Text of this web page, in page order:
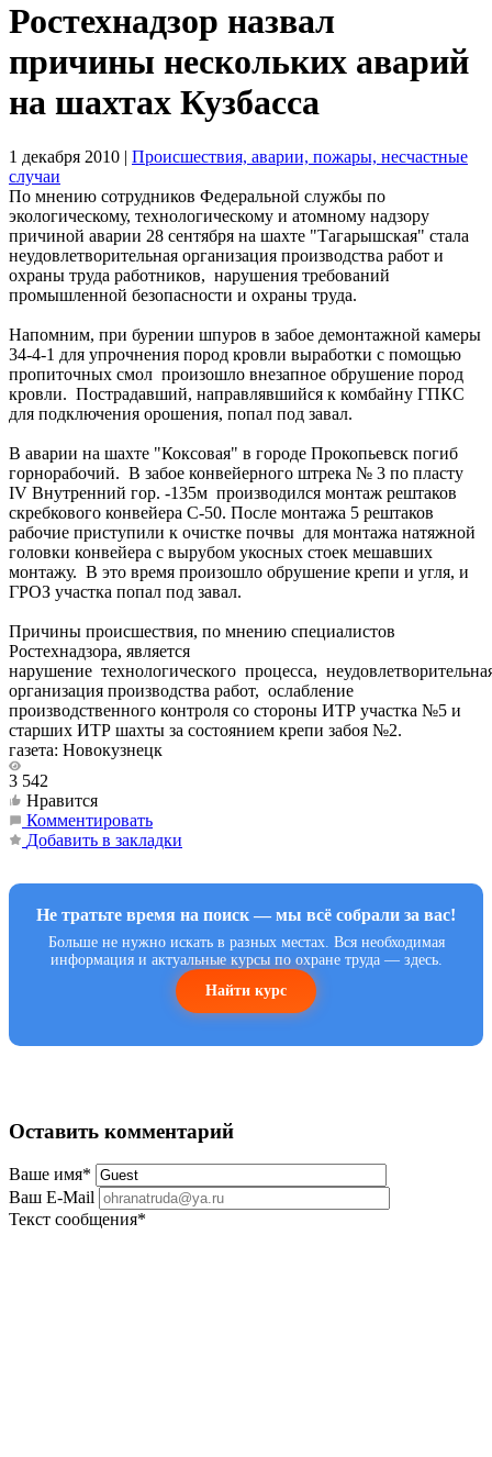
Ростехнадзор назвал
причины нескольких аварий
на шахтах Кузбасса
1 декабря 2010 | Происшествия, аварии, пожары, несчастные
случаи
По мнению сотрудников Федеральной службы по
экологическому, технологическому и атомному надзору
причиной аварии 28 сентября на шахте "Тагарышская" стала
неудовлетворительная организация производства работ и
охраны труда работников, нарушения требований
промышленной безопасности и охраны труда.
Напомним, при бурении шпуров в забое демонтажной камеры
34-4-1 для упрочнения пород кровли выработки с помощью
пропиточных смол произошло внезапное обрушение пород
кровли. Пострадавший, направлявшийся к комбайну ГПКС
для подключения орошения, попал под завал.
В аварии на шахте "Коксовая" в городе Прокопьевск погиб
горнорабочий. В забое конвейерного штрека № 3 по пласту
ІV Внутренний гор. -135м производился монтаж рештаков
скребкового конвейера С-50. После монтажа 5 рештаков
рабочие приступили к очистке почвы для монтажа натяжной
головки конвейера с вырубом укосных стоек мешавших
монтажу. В это время произошло обрушение крепи и угля, и
ГРОЗ участка попал под завал.
Причины происшествия, по мнению специалистов
Ростехнадзора, является
нарушение технологического процесса,
организация производства работ, ослабление
производственного контроля со стороны ИТР участка №5 и
старших ИТР шахты за состоянием крепи забоя №2.
газета: Новокузнецк
3 542
Нравится
Комментировать
Добавить в закладки
Не тратьте время на поиск — мы всё собрали за вас!
Больше не нужно искать в разных местах. Вся необходимая
информация и актуальные курсы по охране труда — здесь.
Найти курс
Оставить комментарий
Ваше имя*
Ваш E-Mail
Текст сообщения*